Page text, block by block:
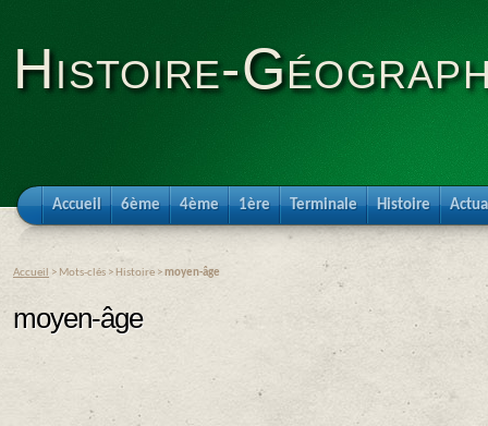
Histoire-
Accueil 6ème 4ème 1ère Terminale Histoire
Accueil > Mots-clés > Histoire >moyen-âge
moyen-âge